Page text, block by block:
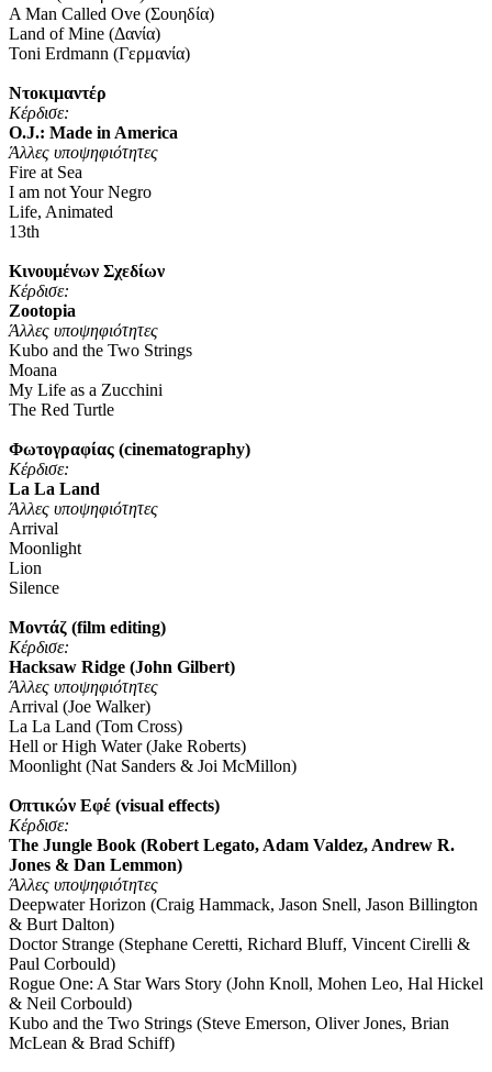
A Man Called Ove (Σουηδία)
Land of Mine (Δανία)
Toni Erdmann (Γερμανία)
Ντοκιμαντέρ
Κέρδισε:
O.J.: Made in America
Άλλες υποψηφιότητες
Fire at Sea
I am not Your Negro
Life, Animated
13th
Κινουμένων Σχεδίων
Κέρδισε:
Zootopia
Άλλες υποψηφιότητες
Kubo and the Two Strings
Moana
My Life as a Zucchini
The Red Turtle
Φωτογραφίας (cinematography)
Κέρδισε:
La La Land
Άλλες υποψηφιότητες
Arrival
Moonlight
Lion
Silence
Μοντάζ (film editing)
Κέρδισε:
Hacksaw Ridge (John Gilbert)
Άλλες υποψηφιότητες
Arrival (Joe Walker)
La La Land (Tom Cross)
Hell or High Water (Jake Roberts)
Moonlight (Nat Sanders & Joi McMillon)
Οπτικών Εφέ (visual effects)
Κέρδισε:
The Jungle Book (Robert Legato, Adam Valdez, Andrew R.
Jones & Dan Lemmon)
Άλλες υποψηφιότητες
Deepwater Horizon (Craig Hammack, Jason Snell, Jason Billington
& Burt Dalton)
Doctor Strange (Stephane Ceretti, Richard Bluff, Vincent Cirelli &
Paul Corbould)
Rogue One: A Star Wars Story (John Knoll, Mohen Leo, Hal Hickel
& Neil Corbould)
Kubo and the Two Strings (Steve Emerson, Oliver Jones, Brian
McLean & Brad Schiff)